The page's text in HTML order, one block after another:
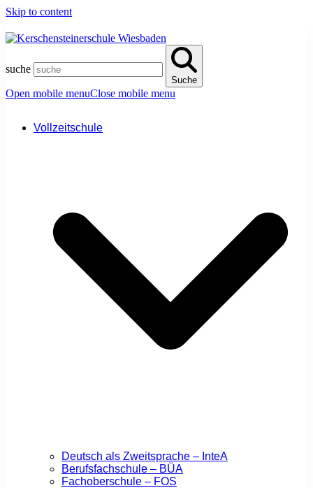
Skip to content
suche
Suche
Open mobile menuClose mobile menu
Vollzeitschule
Deutsch als Zweitsprache – InteA
Berufsfachschule – BÜA
Fachoberschule – FOS